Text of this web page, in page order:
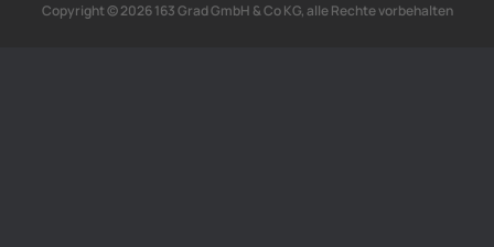
Copyright © 2026 163 Grad GmbH & Co KG, alle Rechte vorbehalten